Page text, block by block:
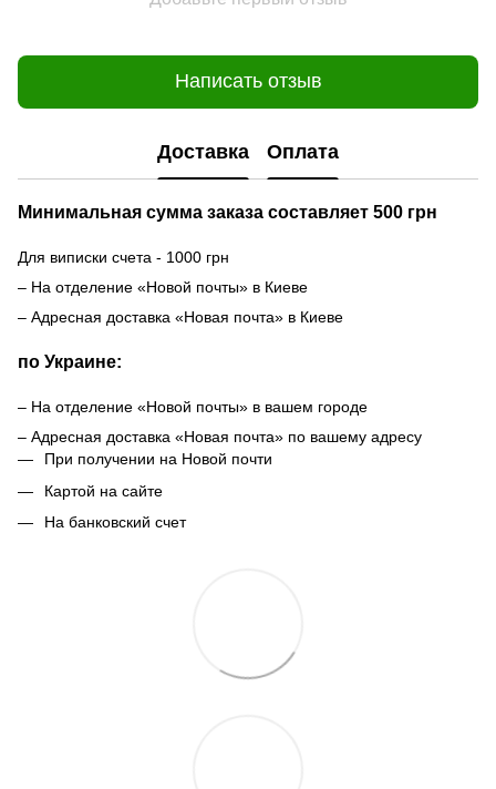
Написать отзыв
Доставка Оплата
Минимальная сумма заказа составляет 500 грн
Для виписки счета - 1000 грн
– На отделение «Новой почты» в Киеве
– Адресная доставка «Новая почта» в Киеве
по Украине:
– На отделение «Новой почты» в вашем городе
– Адресная доставка «Новая почта» по вашему адресу
При получении на Новой почти
Картой на сайте
На банковский счет